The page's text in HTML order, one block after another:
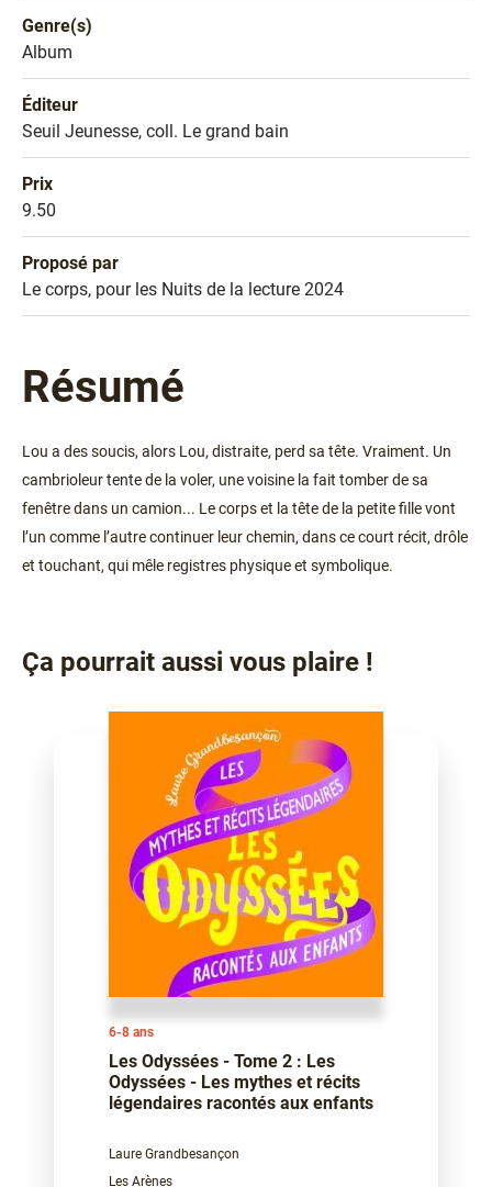
Genre(s)
Genre littéraire
Album
Éditeur
Éditeur
Seuil Jeunesse, coll. Le grand bain
Prix
Prix
9.50
Proposé par
Sélection
Le corps, pour les Nuits de la lecture 2024
Résumé
Lou a des soucis, alors Lou, distraite, perd sa tête. Vraiment. Un
cambrioleur tente de la voler, une voisine la fait tomber de sa
fenêtre dans un camion... Le corps et la tête de la petite fille vont
l’un comme l’autre continuer leur chemin, dans ce court récit, drôle
et touchant, qui mêle registres physique et symbolique.
Ça pourrait aussi vous plaire !
6-8 ans
Les Odyssées - Tome 2 : Les
Odyssées - Les mythes et récits
légendaires racontés aux enfants
Laure Grandbesançon
Les Arènes